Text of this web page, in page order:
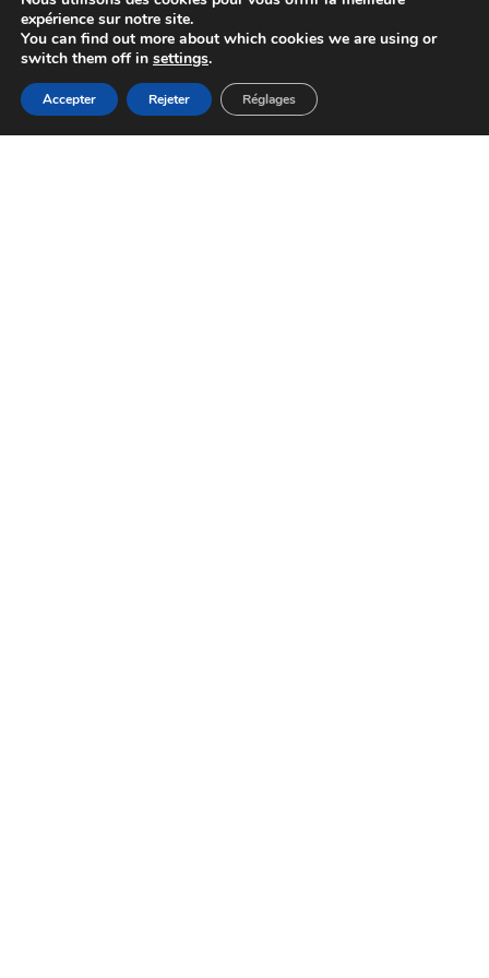
expérience sur notre site.
You can find out more about which cookies we are using or
switch them off in settings.
Accepter Rejeter Réglages